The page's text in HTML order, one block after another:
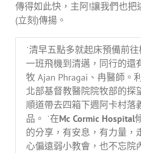
傳得如此快，主阿!讓我們也把
(立刻)傳揚。
˙清早五點多就起床預備前
一班飛機到清邁，同行的還
牧 Ajan Phragai、冉醫師。
北部基督教醫院院牧部的探
順道帶去四箱下週阿卡村落
品。 ˙在Mc Cormic Hospital
的分享，有安息，有力量，
心偏遠弱小教會，也不忘院